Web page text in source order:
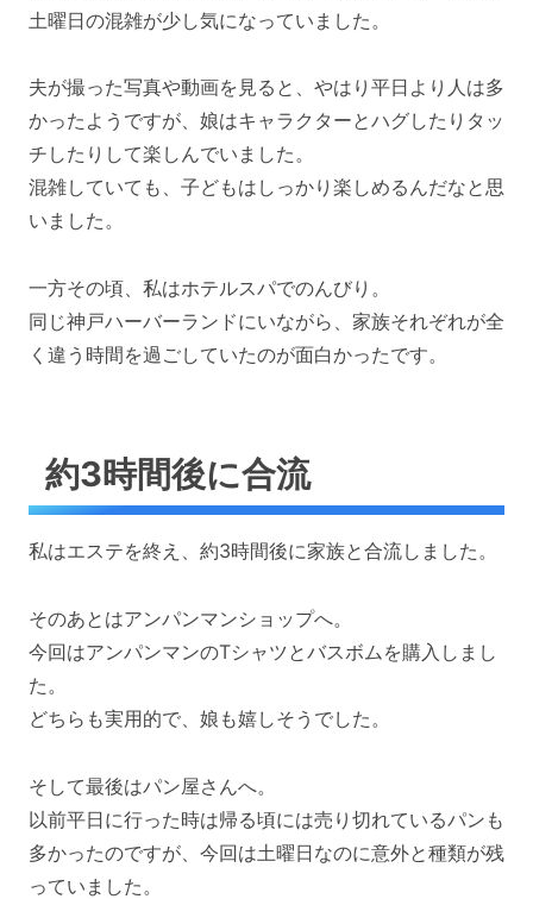
土曜日の混雑が少し気になっていました。
夫が撮った写真や動画を見ると、やはり平日より人は多
かったようですが、娘はキャラクターとハグしたりタッ
チしたりして楽しんでいました。
混雑していても、子どもはしっかり楽しめるんだなと思
いました。
一方その頃、私はホテルスパでのんびり。
同じ神戸ハーバーランドにいながら、家族それぞれが全
く違う時間を過ごしていたのが面白かったです。
約3時間後に合流
私はエステを終え、約3時間後に家族と合流しました。
そのあとはアンパンマンショップへ。
今回はアンパンマンのTシャツとバスボムを購入しまし
た。
どちらも実用的で、娘も嬉しそうでした。
そして最後はパン屋さんへ。
以前平日に行った時は帰る頃には売り切れているパンも
多かったのですが、今回は土曜日なのに意外と種類が残
っていました。